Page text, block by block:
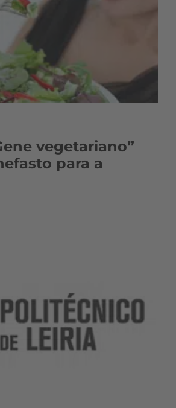
vegetariano”
para a